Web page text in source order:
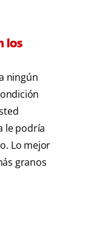
los
ningún
le podría
Lo mejor
granos